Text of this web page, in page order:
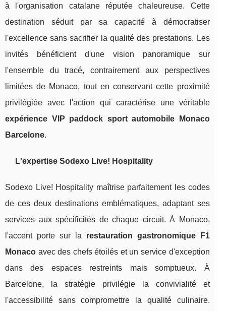
à l'organisation catalane réputée chaleureuse. Cette
destination séduit par sa capacité à démocratiser
l'excellence sans sacrifier la qualité des prestations. Les
invités bénéficient d'une vision panoramique sur
l'ensemble du tracé, contrairement aux perspectives
limitées de Monaco, tout en conservant cette proximité
privilégiée avec l'action qui caractérise une véritable
expérience VIP paddock sport automobile Monaco
Barcelone.
L'expertise Sodexo Live! Hospitality
Sodexo Live! Hospitality maîtrise parfaitement les codes
de ces deux destinations emblématiques, adaptant ses
services aux spécificités de chaque circuit. À Monaco,
l'accent porte sur la restauration gastronomique F1
Monaco avec des chefs étoilés et un service d'exception
dans des espaces restreints mais somptueux. À
Barcelone, la stratégie privilégie la convivialité et
l'accessibilité sans compromettre la qualité culinaire.